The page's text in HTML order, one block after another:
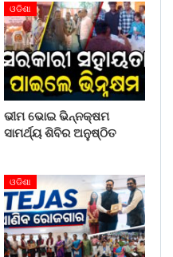
ଓଡିଶା
ଭୀମ ଭୋଇ ଭିନ୍ନକ୍ଷମ
ସାମର୍ଥ୍ୟ ଶିବିର ଅନୁଷ୍ଠିତ
ଓଡିଶା